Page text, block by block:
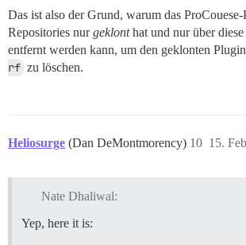
Das ist also der Grund, warum das
Repositories nurgeklonthat und nur über
entfernt werden kann, um den geklonten
rf zu löschen.
Heliosurge (Dan DeMontmorency) 15.
10
Nate Dhaliwal:
Yep, here it is: